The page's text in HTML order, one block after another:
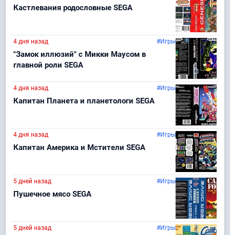
Кастлевания родословные SEGA
4 дня назад #Игры
"Замок иллюзий" с Микки Маусом в
главной роли SEGA
4 дня назад #Игры
Капитан Планета и планетологи SEGA
4 дня назад #Игры
Капитан Америка и Мстители SEGA
5 дней назад #Игры
Пушечное мясо SEGA
5 дней назад #Игры